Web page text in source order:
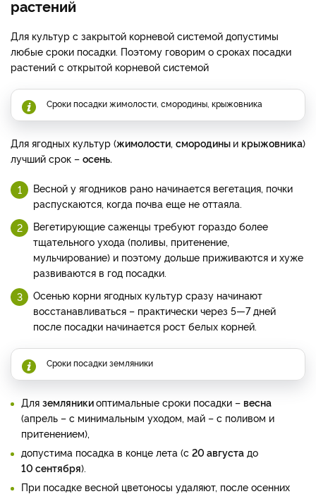
растений
Для культур с закрытой корневой системой допустимы
любые сроки посадки. Поэтому говорим о сроках посадки
растений с открытой корневой системой
Сроки посадки жимолости, смородины, крыжовника
Для ягодных культур (жимолости, смородины и крыжовника)
лучший срок – осень.
Весной у ягодников рано начинается вегетация, почки
распускаются, когда почва еще не оттаяла.
Вегетирующие саженцы требуют гораздо более
тщательного ухода (поливы, притенение,
мульчирование) и поэтому дольше приживаются и хуже
развиваются в год посадки.
Осенью корни ягодных культур сразу начинают
восстанавливаться – практически через 5—7 дней
после посадки начинается рост белых корней.
Сроки посадки земляники
Для земляникиоптимальные сроки посадки – весна
(апрель – с минимальным уходом, май – с поливом и
притенением),
допустима посадка в конце лета (с 20 августа до
10 сентября).
При посадке весной цветоносы удаляют, после осенних